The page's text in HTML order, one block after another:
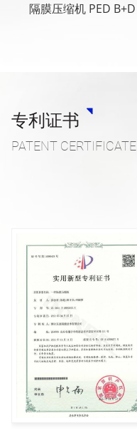
隔膜压缩机 PED B+D
专利证书
PATENT CERTIFICATE